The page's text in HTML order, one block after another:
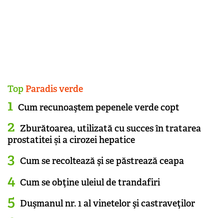
Top Paradis verde
Cum recunoaştem pepenele verde copt
Zburătoarea, utilizată cu succes în tratarea
prostatitei și a cirozei hepatice
Cum se recoltează şi se păstrează ceapa
Cum se obţine uleiul de trandafiri
Duşmanul nr. 1 al vinetelor şi castraveţilor